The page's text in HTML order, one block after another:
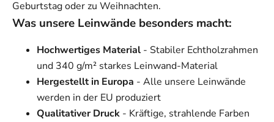
Geburtstag oder zu Weihnachten.
Was unsere Leinwände besonders macht:
Hochwertiges Material - Stabiler Echtholzrahmen
und 340 g/m² starkes Leinwand-Material
Hergestellt in Europa - Alle unsere Leinwände
werden in der EU produziert
Qualitativer Druck - Kräftige, strahlende Farben